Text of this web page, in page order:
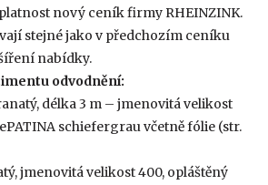
nový ceník firmy RHEINZINK.
stejné jako v předchozím ceníku
nabídky.
odvodnění:
délka 3 m – jmenovitá velikost
schiefergrau včetně fólie (str.
jmenovitá velikost 400, opláštěný